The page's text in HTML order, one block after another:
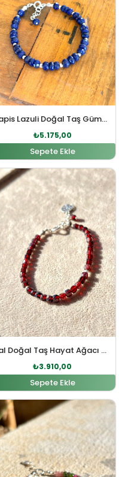
Lapis Lazuli Doğal Taş Gümüş Bileklik
₺5.175,00
Sepete Ekle
Lal Doğal Taş Hayat Ağacı Sembol Gümüş Bileklik
Orijinal fiyat:
₺3.910,00
Şu andaki
Sepete Ekle
Orijinal fiyat:Şu andaki